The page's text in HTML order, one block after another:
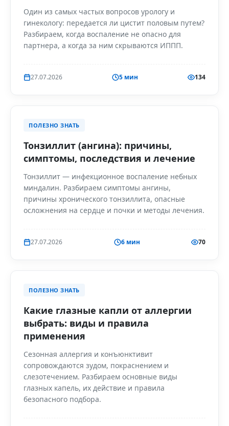
Один из самых частых вопросов урологу и
гинекологу: передается ли цистит половым путем?
Разбираем, когда воспаление не опасно для
партнера, а когда за ним скрываются ИППП.
27.07.2026 5 мин 134
ПОЛЕЗНО ЗНАТЬ
Тонзиллит (ангина): причины,
симптомы, последствия и лечение
Тонзиллит — инфекционное воспаление небных
миндалин. Разбираем симптомы ангины,
причины хронического тонзиллита, опасные
осложнения на сердце и почки и методы лечения.
27.07.2026 6 мин 70
ПОЛЕЗНО ЗНАТЬ
Какие глазные капли от аллергии
выбрать: виды и правила
применения
Сезонная аллергия и конъюнктивит
сопровождаются зудом, покраснением и
слезотечением. Разбираем основные виды
глазных капель, их действие и правила
безопасного подбора.